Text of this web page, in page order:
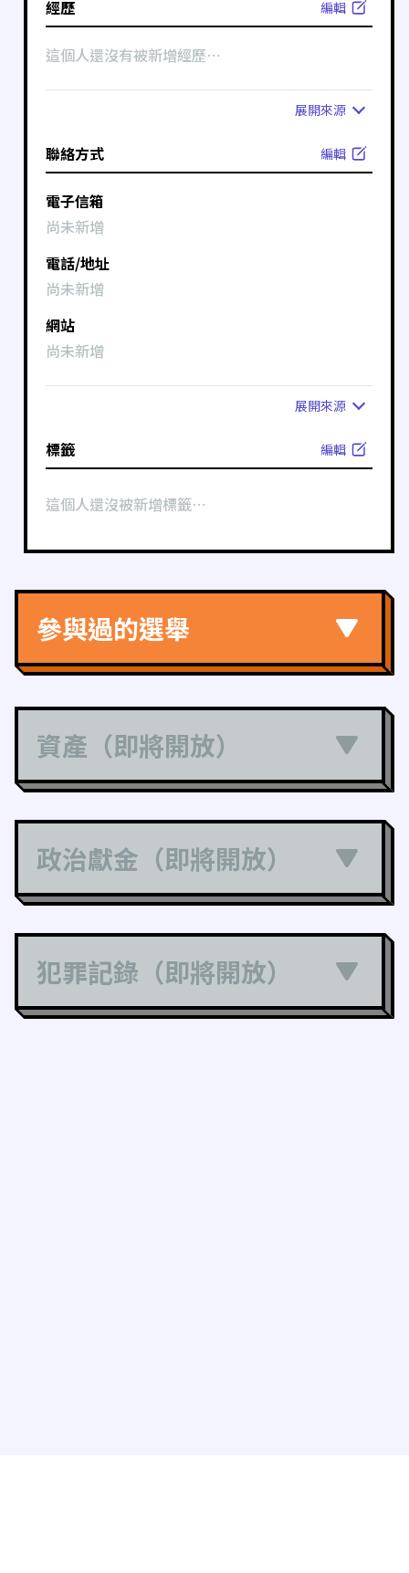
經歷 編輯
這個人還沒有被新增經歷⋯
展開來源
聯絡方式 編輯
電子信箱
尚未新增
電話/地址
尚未新增
網站
尚未新增
展開來源
標籤 編輯
這個人還沒被新增標籤⋯
參與過的選舉
資產（即將開放）
政治獻金（即將開放）
犯罪記錄（即將開放）